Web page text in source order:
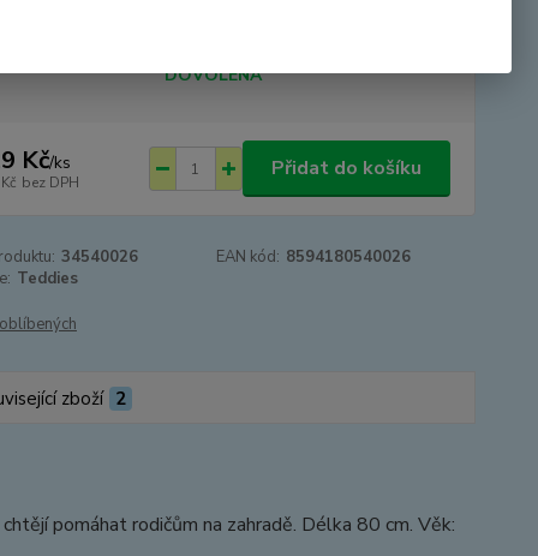
DOVOLENÁ
Kč/ks
bez DPH
Přidat do košíku
34540026 EAN kód: 8594180540026
Teddies
zboží 2
pomáhat rodičům na zahradě. Délka 80 cm. Věk: